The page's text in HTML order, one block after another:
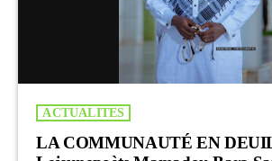
ACTUALITES
LA COMMUNAUTÉ EN